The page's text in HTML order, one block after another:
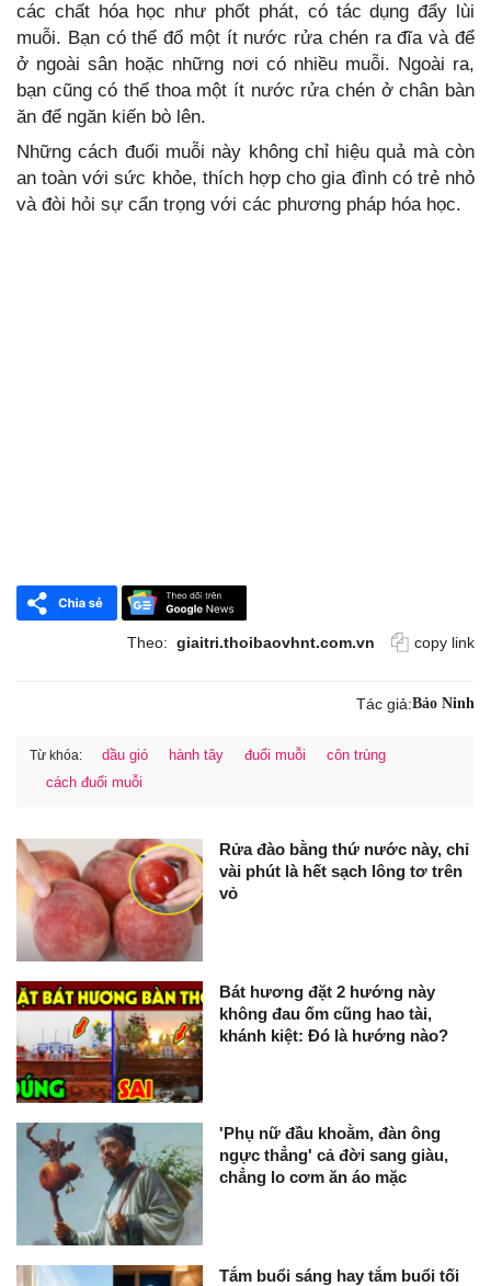
các chất hóa học như phốt phát, có tác dụng đẩy lùi
muỗi. Bạn có thể đổ một ít nước rửa chén ra đĩa và để
ở ngoài sân hoặc những nơi có nhiều muỗi. Ngoài ra,
bạn cũng có thể thoa một ít nước rửa chén ở chân bàn
ăn để ngăn kiến bò lên.
Những cách đuổi muỗi này không chỉ hiệu quả mà còn
an toàn với sức khỏe, thích hợp cho gia đình có trẻ nhỏ
và đòi hỏi sự cẩn trọng với các phương pháp hóa học.
Theo: giaitri.thoibaovhnt.com.vn copy link
Tác giả:Bảo Ninh
Từ khóa: dầu gió hành tây đuổi muỗi
côn trùng
cách đuổi muỗi
Rửa đào bằng thứ nước này, chỉ
vài phút là hết sạch lông tơ trên
vỏ
Bát hương đặt 2 hướng này
không đau ốm cũng hao tài,
khánh kiệt: Đó là hướng nào?
'Phụ nữ đầu khoằm, đàn ông
ngực thẳng' cả đời sang giàu,
chẳng lo cơm ăn áo mặc
Tắm buổi sáng hay tắm buổi tối